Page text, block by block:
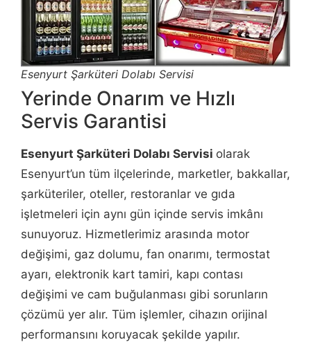
Esenyurt Şarküteri Dolabı Servisi
Yerinde Onarım ve Hızlı
Servis Garantisi
Esenyurt Şarküteri Dolabı Servisi olarak
Esenyurt’un tüm ilçelerinde, marketler, bakkallar,
şarküteriler, oteller, restoranlar ve gıda
işletmeleri için aynı gün içinde servis imkânı
sunuyoruz. Hizmetlerimiz arasında motor
değişimi, gaz dolumu, fan onarımı, termostat
ayarı, elektronik kart tamiri, kapı contası
değişimi ve cam buğulanması gibi sorunların
çözümü yer alır. Tüm işlemler, cihazın orijinal
performansını koruyacak şekilde yapılır.